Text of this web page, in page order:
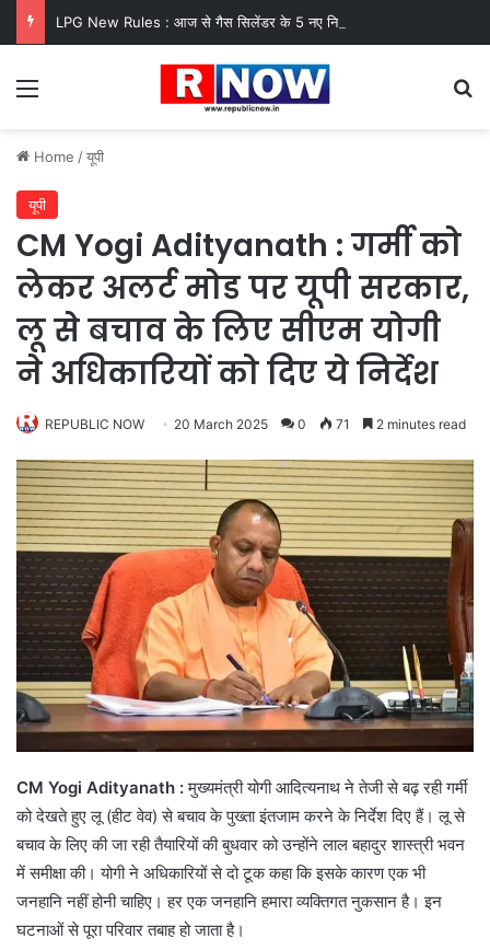
Menu
Home /यूपी
यूपी
CM Yogi Adityanath : गर्मी को
लेकर अलर्ट मोड पर यूपी सरकार,
लू से बचाव के ल‍िए सीएम योगी
ने अधि‍कार‍ियों को द‍िए ये न‍िर्देश
REPUBLIC NOW 20 March 2025 0 71 2 minutes read
CM Yogi Adityanath :मुख्यमंत्री योगी आदित्यनाथ ने तेजी से बढ़ रही गर्मी
को देखते हुए लू (हीट वेव) से बचाव के पुख्ता इंतजाम करने के निर्देश दिए हैं। लू से
बचाव के लिए की जा रही तैयारियों की बुधवार को उन्होंने लाल बहादुर शास्त्री भवन
में समीक्षा की। योगी ने अधिकारियों से दो टूक कहा कि इसके कारण एक भी
जनहानि नहीं होनी चाहिए। हर एक जनहानि हमारा व्यक्तिगत नुकसान है। इन
घटनाओं से पूरा परिवार तबाह हो जाता है।